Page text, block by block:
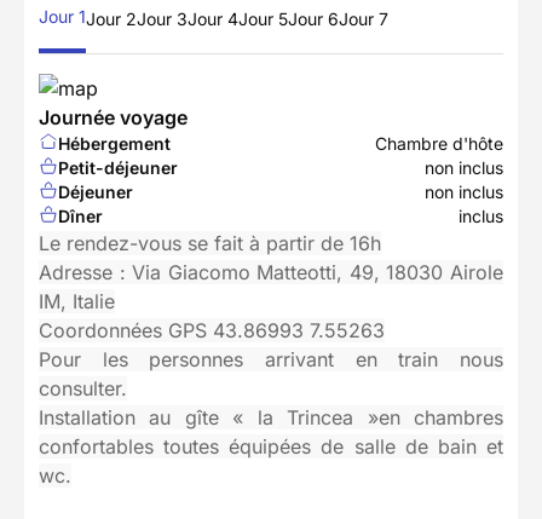
Jour 1Jour 2Jour 3Jour 4Jour 5Jour 6Jour 7
Journée voyage
Hébergement
Chambre d'hôte
Petit-déjeuner
non inclus
Déjeuner
non inclus
Dîner
inclus
Le rendez-vous se fait à partir de 16h
Adresse : Via Giacomo Matteotti, 49, 18030 Airole
IM, Italie
Coordonnées GPS 43.86993 7.55263
Pour les personnes arrivant en train nous
consulter.
Installation au gîte « la Trincea »en chambres
confortables toutes équipées de salle de bain et
wc.